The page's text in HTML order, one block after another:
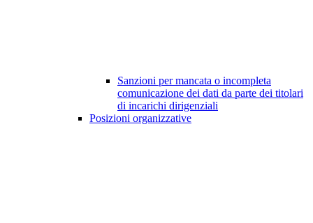
Sanzioni per mancata o incompleta
comunicazione dei dati da parte dei titolari
di incarichi dirigenziali
Posizioni organizzative